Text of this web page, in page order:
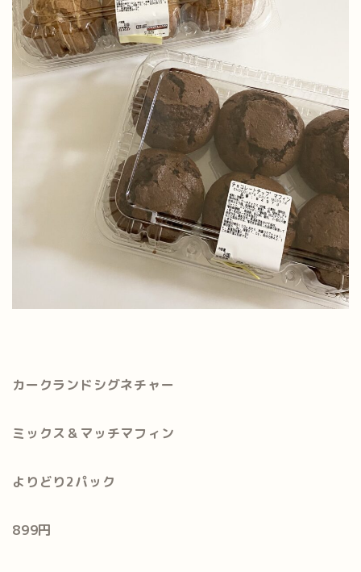
カークランドシグネチャー
ミックス＆マッチマフィン
よりどり2パック
899円